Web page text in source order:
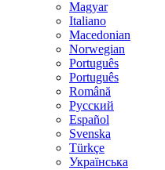
Magyar
Italiano
Macedonian
Norwegian
Português
Português
Română
Русский
Español
Svenska
Türkçe
Українська